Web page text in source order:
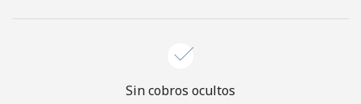
Sin cobros ocultos